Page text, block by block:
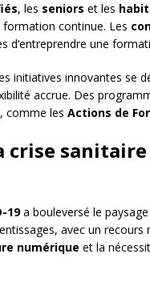
, les seniors et les
continue. Les
d’entreprendre une
initiatives innovantes se
accrue. Des
comme les Actions de
crise
19a bouleversé le
avec un recours
numérique et la